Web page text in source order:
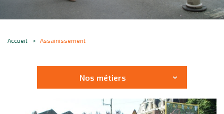
Accueil Assainissement